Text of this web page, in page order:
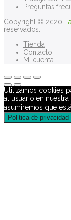
Preguntas
Copyright © 2020
reservados.
Tienda
Contacto
Mi cuenta
Utilizamos cookies
al usuario en
asumiremos que
Política de privacidad